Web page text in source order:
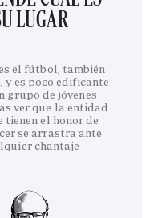
LUGAR
el fútbol, también
y es poco edificante
grupo de jóvenes
ver que la entidad
tienen el honor de
se arrastra ante
chantaje